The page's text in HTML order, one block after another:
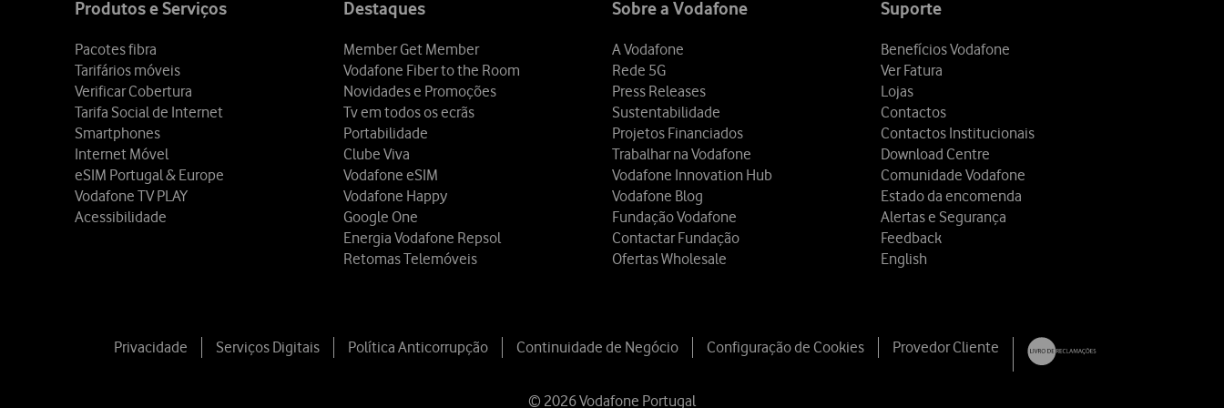
Produtos e Serviços
Pacotes fibra
Tarifários móveis
Verificar Cobertura
Tarifa Social de Internet
Smartphones
Internet Móvel
eSIM Portugal & Europe
Vodafone TV PLAY
Acessibilidade
Destaques
Member Get Member
Vodafone Fiber to the Room
Novidades e Promoções
Tv em todos os ecrãs
Portabilidade
Clube Viva
Vodafone eSIM
Vodafone Happy
Google One
Energia Vodafone Repsol
Retomas Telemóveis
Sobre a Vodafone
A Vodafone
Rede 5G
Press Releases
Sustentabilidade
Projetos Financiados
Trabalhar na Vodafone
Vodafone Innovation Hub
Vodafone Blog
Fundação Vodafone
Contactar Fundação
Ofertas Wholesale
Suporte
Benefícios Vodafone
Ver Fatura
Lojas
Contactos
Contactos Institucionais
Download Centre
Comunidade Vodafone
Estado da encomenda
Alertas e Segurança
Feedback
English
Privacidade Serviços Digitais Política Anticorrupção Continuidade de Negócio Configuração de Cookies Provedor Cliente
© 2026 Vodafone Portugal